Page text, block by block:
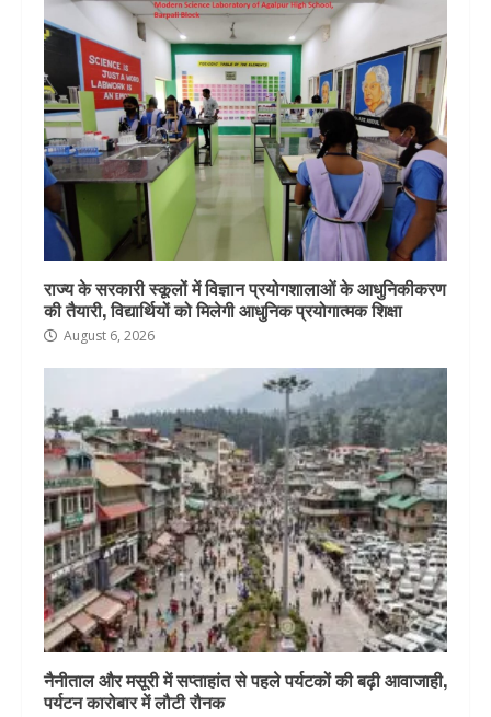
राज्य के सरकारी स्कूलों में विज्ञान प्रयोगशालाओं के आधुनिकीकरण
की तैयारी, विद्यार्थियों को मिलेगी आधुनिक प्रयोगात्मक शिक्षा
August 6, 2026
नैनीताल और मसूरी में सप्ताहांत से पहले पर्यटकों की बढ़ी आवाजाही,
पर्यटन कारोबार में लौटी रौनक